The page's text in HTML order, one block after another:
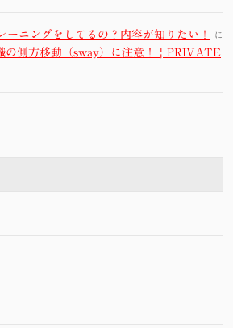
ーニングをしてるの？内容が知りたい！ に
の側方移動（sway）に注意！ | PRIVATE